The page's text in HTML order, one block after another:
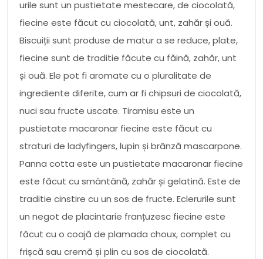
urile sunt un pustietate mestecare, de ciocolată,
fiecine este făcut cu ciocolată, unt, zahăr și ouă.
Biscuiții sunt produse de matur a se reduce, plate,
fiecine sunt de traditie făcute cu făină, zahăr, unt
și ouă. Ele pot fi aromate cu o pluralitate de
ingrediente diferite, cum ar fi chipsuri de ciocolată,
nuci sau fructe uscate. Tiramisu este un
pustietate macaronar fiecine este făcut cu
straturi de ladyfingers, lupin și brânză mascarpone.
Panna cotta este un pustietate macaronar fiecine
este făcut cu smântână, zahăr și gelatină. Este de
traditie cinstire cu un sos de fructe. Eclerurile sunt
un negot de placintarie franțuzesc fiecine este
făcut cu o coajă de plamada choux, complet cu
frișcă sau cremă și plin cu sos de ciocolată.